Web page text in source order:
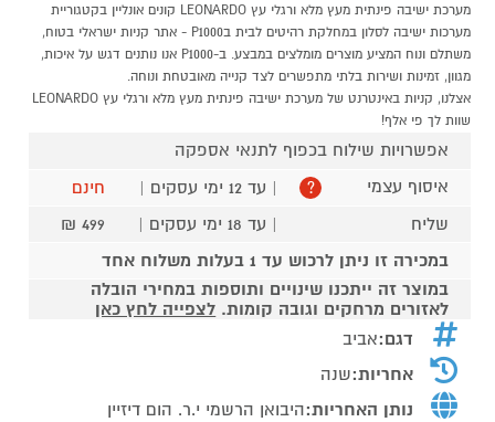
מערכת ישיבה פינתית מעץ מלא ורגלי עץ LEONARDO קונים אונליין בקטגוריית
מערכות ישיבה לסלון במחלקת רהיטים לבית בP1000 - אתר קניות ישראלי בטוח,
משתלם ונוח המציע מוצרים מומלצים במבצע. ב-P1000 אנו נותנים דגש על איכות,
מגוון, זמינות ושירות בלתי מתפשרים לצד קנייה מאובטחת ונוחה.
אצלנו, קניות באינטרנט של מערכת ישיבה פינתית מעץ מלא ורגלי עץ LEONARDO
שוות לך פי אלף!
אפשרויות שילוח בכפוף לתנאי אספקה
איסוף עצמי
? | עד 12 ימי עסקים |
חינם
שליח
| עד 18 ימי עסקים |
499 ₪
במכירה זו ניתן לרכוש עד 1 בעלות משלוח אחד
במוצר זה ייתכנו שינויים ותוספות במחירי הובלה
לאזורים מרחקים וגובה קומות. לצפייה לחץ כאן
דגם:אביב
אחריות:שנה
נותן האחריות:היבואן הרשמי י.ר. הום דיזיין